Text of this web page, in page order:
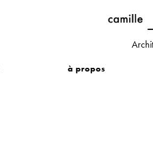
à propos